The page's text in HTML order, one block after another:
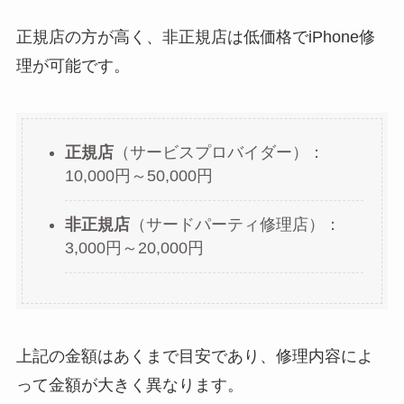
正規店の方が高く、非正規店は低価格でiPhone修
理が可能です。
正規店（サービスプロバイダー）：
10,000円～50,000円
非正規店（サードパーティ修理店）：
3,000円～20,000円
上記の金額はあくまで目安であり、修理内容によ
って金額が大きく異なります。